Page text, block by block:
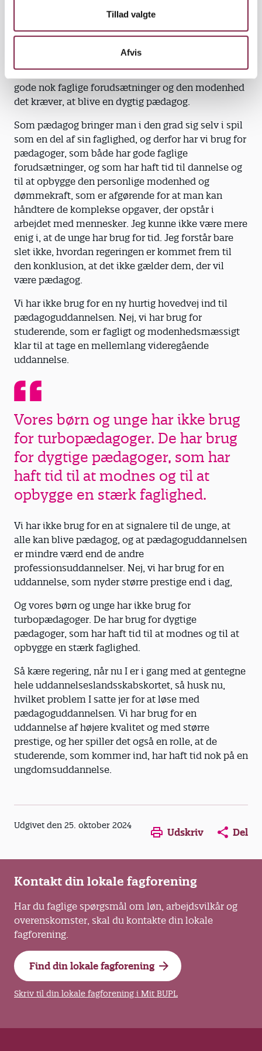
Tillad valgte
Afvis
For os har det især handlet om at afværge en
forkortelse af selve pædagoguddannelsen, men det
handler selvfølgelig også om at sikre, at dem, der
trukket hurtigere igennem et
ungdomsuddannelsessystem, og derfor ikke har
gode nok faglige forudsætninger og den modenhed
det kræver, at blive en dygtig pædagog.
Som pædagog bringer man i den grad sig selv i spil
som en del af sin faglighed, og derfor har vi brug for
pædagoger, som både har gode faglige
forudsætninger, og som har haft tid til dannelse og
til at opbygge den personlige modenhed og
dømmekraft, som er afgørende for at man kan
håndtere de komplekse opgaver, der opstår i
arbejdet med mennesker. Jeg kunne ikke være mere
enig i, at de unge har brug for tid. Jeg forstår bare
slet ikke, hvordan regeringen er kommet frem til
den konklusion, at det ikke gælder dem, der vil
være pædagog.
Vi har ikke brug for en ny hurtig hovedvej ind til
pædagoguddannelsen. Nej, vi har brug for
studerende, som er fagligt og modenhedsmæssigt
klar til at tage en mellemlang videregående
uddannelse.
Vores børn og unge har ikke brug
for turbopædagoger. De har brug
for dygtige pædagoger, som har
haft tid til at modnes og til at
opbygge en stærk faglighed.
Vi har ikke brug for en at signalere til de unge, at
alle kan blive pædagog, og at pædagoguddannelsen
er mindre værd end de andre
professionsuddannelser. Nej, vi har brug for en
uddannelse, som nyder større prestige end i dag,
Og vores børn og unge har ikke brug for
turbopædagoger. De har brug for dygtige
pædagoger, som har haft tid til at modnes og til at
opbygge en stærk faglighed.
Så kære regering, når nu I er i gang med at gentegne
hele uddannelseslandsskabskortet, så husk nu,
hvilket problem I satte jer for at løse med
pædagoguddannelsen. Vi har brug for en
uddannelse af højere kvalitet og med større
prestige, og her spiller det også en rolle, at de
studerende, som kommer ind, har haft tid nok på en
ungdomsuddannelse.
Udgivet den 25. oktober 2024 Opens in a new window
Opens in a new
Opens in
Udskriv Del
Kontakt din lokale fagforening
Har du faglige spørgsmål om løn, arbejdsvilkår og
overenskomster, skal du kontakte din lokale
fagforening.
Find din lokale fagforening
Skriv til din lokale fagforening i Mit BUPL